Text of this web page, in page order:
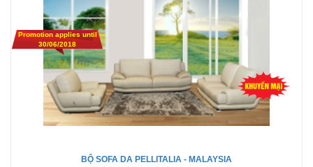
BỘ SOFA DA PELLITALIA - MALAYSIA
Promotion applies until
30/06/2018